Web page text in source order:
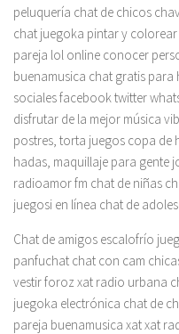
peluquería chat de chicos
chat juegoka pintar y
pareja lol online conocer
buenamusica chat gratis
sociales facebook twitter
disfrutar de la mejor música
postres, torta juegos copa de
hadas, maquillaje para gente
radioamor fm chat de niñas
juegosi en línea chat de
Chat de amigos escalofrío
panfuchat chat con cam
vestir foroz xat radio urbana
juegoka electrónica chat de
pareja buenamusica xat xat